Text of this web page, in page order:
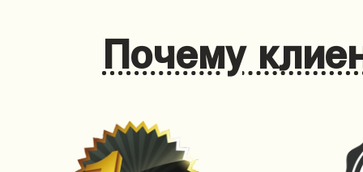
Почему